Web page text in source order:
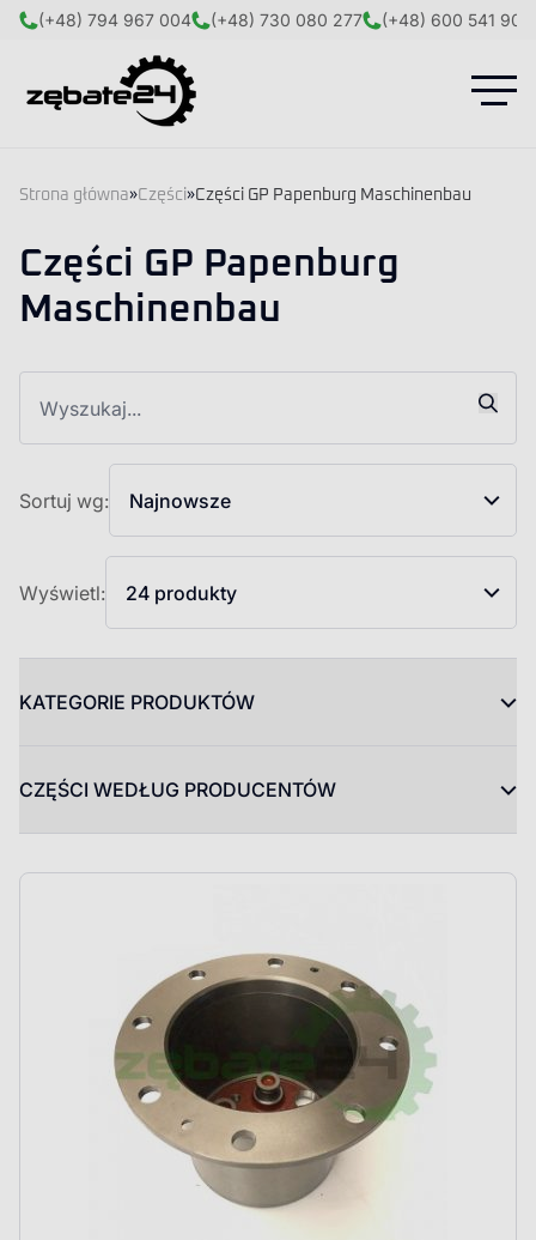
(+48) 794 967 004 (+48) 730 080 277 (+48) 600 541 908
Strona główna»Części»Części GP Papenburg Maschinenbau
Części GP Papenburg
Maschinenbau
Sortuj wg: Najnowsze
Wyświetl: 24 produkty
KATEGORIE PRODUKTÓW
CZĘŚCI WEDŁUG PRODUCENTÓW